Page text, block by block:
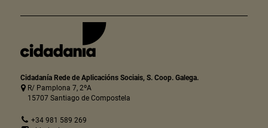
Cidadanía Rede de Aplicacións Sociais, S. Coop. Galega.
R/ Pamplona 7, 2ºA
15707 Santiago de Compostela
+34 981 589 269